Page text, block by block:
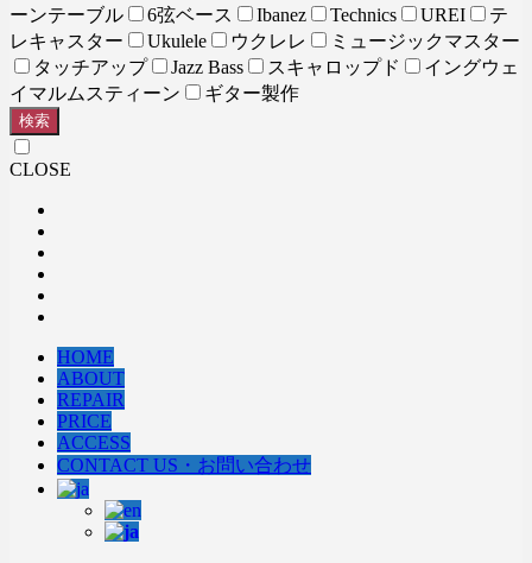
ーンテーブル
6弦ベース Ibanez Technics UREI
テ
レキャスター
Ukulele ウクレレ
ミュージックマスター
タッチアップ
Jazz Bass スキャロップド
イングウェ
イマルムスティーン
ギター製作
検索
CLOSE
HOME
ABOUT
REPAIR
PRICE
ACCESS
CONTACT US・お問い合わせ